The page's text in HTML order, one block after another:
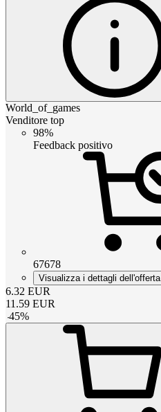
World_of_games
Venditore top
98%
Feedback positivo
67678
Visualizza i dettagli dell'offerta
6.32 EUR
11.59 EUR
-45%